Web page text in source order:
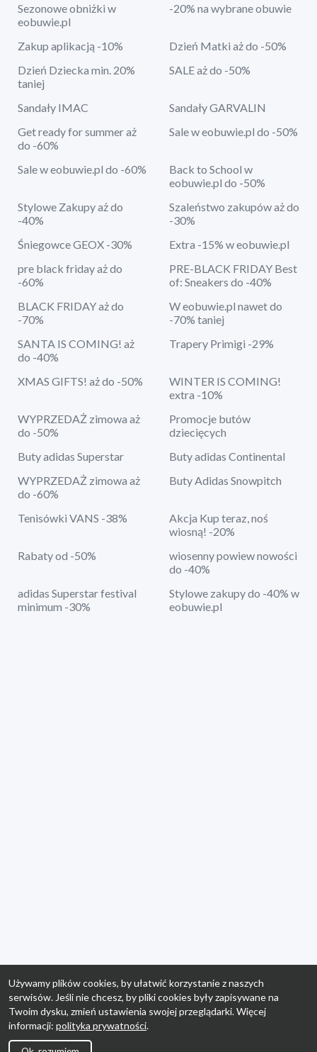
Sezonowe obniżki w
eobuwie.pl
-20% na wybrane obuwie
Zakup aplikacją -10%
Dzień Matki aż do -50%
Dzień Dziecka min. 20%
taniej
SALE aż do -50%
Sandały IMAC
Sandały GARVALIN
Get ready for summer aż
do -60%
Sale w eobuwie.pl do -50%
Sale w eobuwie.pl do -60%
Back to School w
eobuwie.pl do -50%
Stylowe Zakupy aż do
-40%
Szaleństwo zakupów aż do
-30%
Śniegowce GEOX -30%
Extra -15% w eobuwie.pl
pre black friday aż do
-60%
PRE-BLACK FRIDAY Best
of: Sneakers do -40%
BLACK FRIDAY aż do
-70%
W eobuwie.pl nawet do
-70% taniej
SANTA IS COMING! aż
do -40%
Trapery Primigi -29%
XMAS GIFTS! aż do -50%
WINTER IS COMING!
extra -10%
WYPRZEDAŻ zimowa aż
do -50%
Promocje butów
dziecięcych
Buty adidas Superstar
Buty adidas Continental
WYPRZEDAŻ zimowa aż
do -60%
Buty Adidas Snowpitch
Tenisówki VANS -38%
Akcja Kup teraz, noś
wiosną! -20%
Rabaty od -50%
wiosenny powiew nowości
do -40%
adidas Superstar festival
minimum -30%
Stylowe zakupy do -40% w
eobuwie.pl
Używamy plików cookies, by ułatwić korzystanie z naszych
serwisów. Jeśli nie chcesz, by pliki cookies były zapisywane na
Twoim dysku, zmień ustawienia swojej przeglądarki. Więcej
informacji: polityka prywatności.